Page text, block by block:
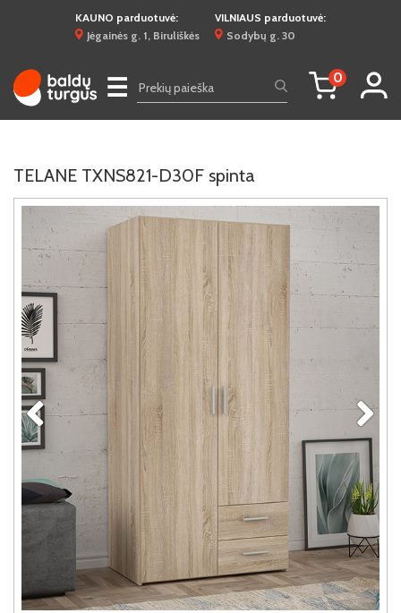
KAUNO parduotuvė:
Jėgainės g. 1, Biruliškės
VILNIAUS parduotuvė:
Sodybų g. 30
☰ 0
TELANE TXNS821-D30F spinta